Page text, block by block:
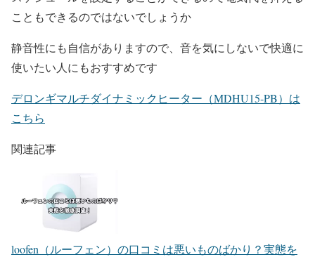
こともできるのではないでしょうか
静音性にも自信がありますので、音を気にしないで快適に
使いたい人にもおすすめです
デロンギマルチダイナミックヒーター（MDHU15‐PB）は
こちら
関連記事
loofen（ルーフェン）の口コミは悪いものばかり？実態を